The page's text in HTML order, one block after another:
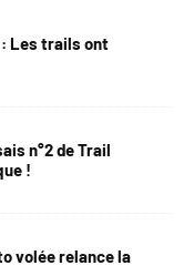
: Les trails ont
n°2 de Trail
!
volée relance la